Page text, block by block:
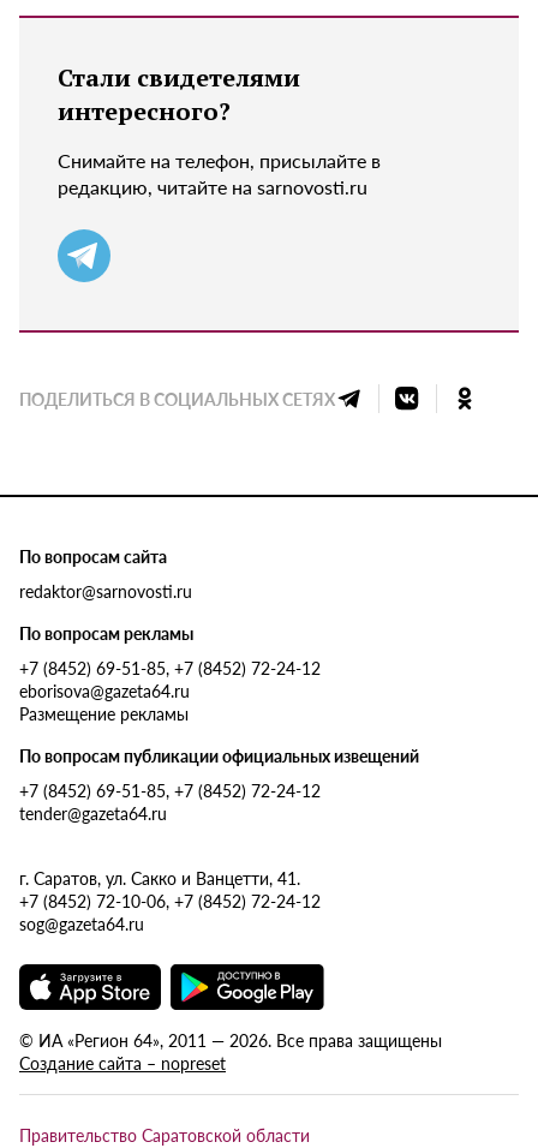
Стали свидетелями
интересного?
Снимайте на телефон, присылайте в
редакцию, читайте на sarnovosti.ru
ПОДЕЛИТЬСЯ В СОЦИАЛЬНЫХ СЕТЯХ
По вопросам сайта
redaktor@sarnovosti.ru
По вопросам рекламы
+7 (8452) 69-51-85, +7 (8452) 72-24-12
eborisova@gazeta64.ru
Размещение рекламы
По вопросам публикации официальных извещений
+7 (8452) 69-51-85, +7 (8452) 72-24-12
tender@gazeta64.ru
г. Саратов, ул. Сакко и Ванцетти, 41.
+7 (8452) 72-10-06, +7 (8452) 72-24-12
sog@gazeta64.ru
© ИА «Регион 64», 2011 — 2026. Все права защищены
Создание сайта – nopreset
Правительство Саратовской области